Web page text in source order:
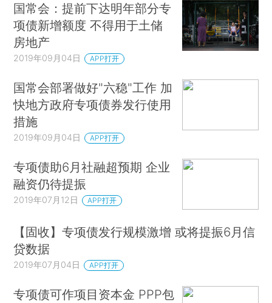
国常会：提前下达明年部分专
项债新增额度 不得用于土储
房地产
2019年09月04日 APP打开
国常会部署做好"六稳"工作 加
快地方政府专项债券发行使用
措施
2019年09月04日 APP打开
专项债助6月社融超预期 企业
融资仍待提振
2019年07月12日 APP打开
【固收】专项债发行规模激增 或将提振6月信
贷数据
2019年07月04日 APP打开
专项债可作项目资本金 PPP包